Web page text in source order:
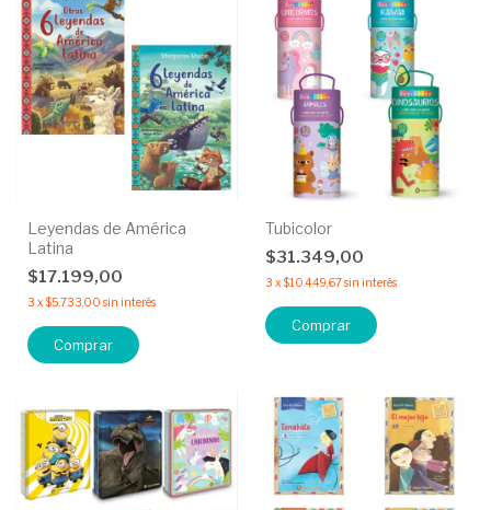
Leyendas de América
Latina
$17.199,00
3 x$5.733,00 sin interés
Comprar
Tubicolor
$31.349,00
3 x$10.449,67sin interés
Comprar